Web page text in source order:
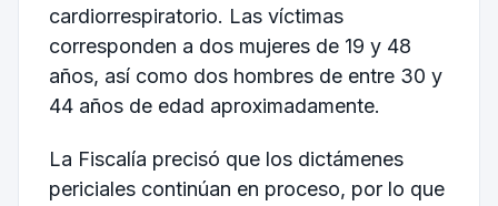
cardiorrespiratorio. Las víctimas
corresponden a dos mujeres de 19 y 48
años, así como dos hombres de entre 30 y
44 años de edad aproximadamente.
La Fiscalía precisó que los dictámenes
periciales continúan en proceso, por lo que